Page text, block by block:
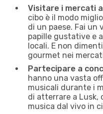
Visitare i mercati
cibo è il modo
di un paese. Fai un
papille gustative e
locali. E non
gourmet nei
Partecipare a
hanno una vasta
musicali durante i
di atterrare a
musica dal vivo in